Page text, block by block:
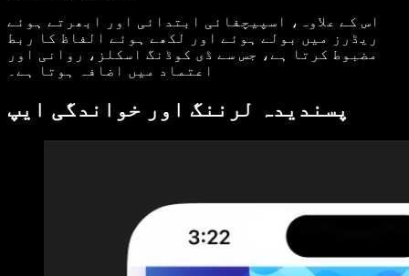
اس کے علاوہ، اسپیچفائی ابتدائی اور ابھرتے ہوئے
ریڈرز میں بولے ہوئے اور لکھے ہوئے الفاظ کا ربط
مضبوط کرتا ہے، جس سے ڈی کوڈنگ اسکلز، روانی اور
اعتماد میں اضافہ ہوتا ہے۔
پسندیدہ لرننگ اور خواندگی ایپ